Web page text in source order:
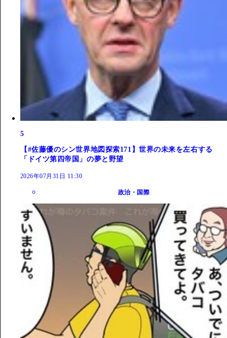
5
【#佐藤優のシン世界地図探索171】世界の未来を左右する
「ドイツ第四帝国」の夢と野望
2026年07月31日 11:30
政治・国際